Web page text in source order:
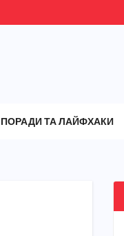
ПОРАДИ ТА ЛАЙФХАКИ